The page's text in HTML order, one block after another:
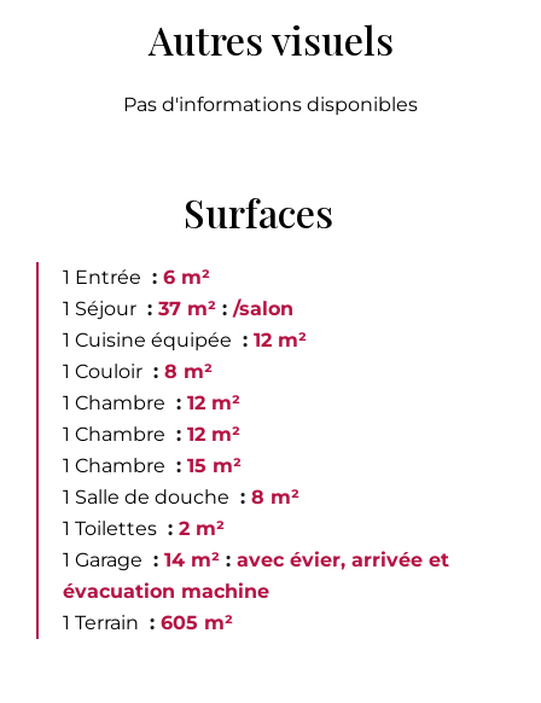
Autres visuels
Pas d'informations disponibles
Surfaces
1 Entrée
6 m²
1 Séjour
37 m²
/salon
1 Cuisine équipée
12 m²
1 Couloir
8 m²
1 Chambre
12 m²
1 Chambre
12 m²
1 Chambre
15 m²
1 Salle de douche
8 m²
1 Toilettes
2 m²
1 Garage
14 m²
avec évier, arrivée et
évacuation machine
1 Terrain
605 m²